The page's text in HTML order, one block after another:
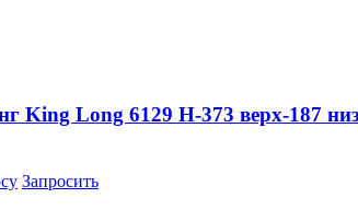
King Long 6129 H-373 верх-187
Запросить